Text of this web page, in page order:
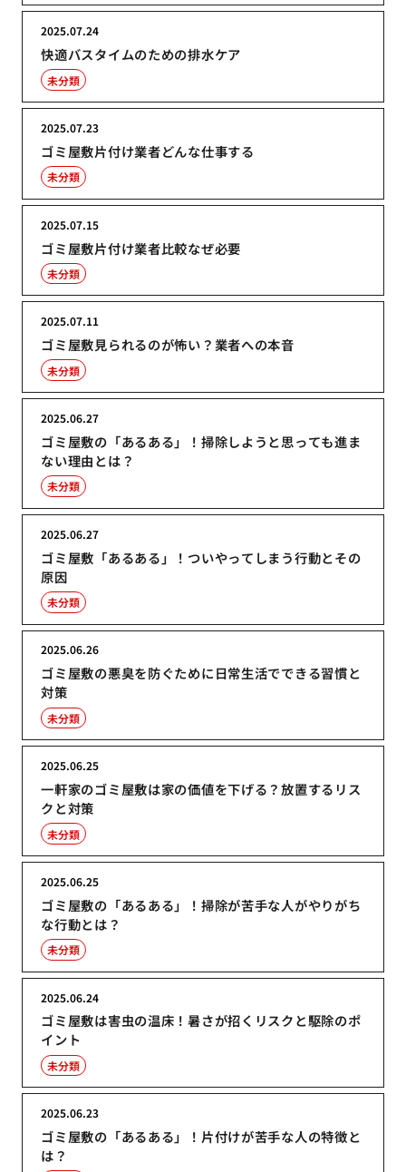
快適バスタイムのための排水ケア
2025.07.24
未分類
ゴミ屋敷片付け業者どんな仕事する
2025.07.23
未分類
ゴミ屋敷片付け業者比較なぜ必要
2025.07.15
未分類
ゴミ屋敷見られるのが怖い？業者への本音
2025.07.11
未分類
ゴミ屋敷の「あるある」！掃除しようと思っても進ま
ない理由とは？
2025.06.27
未分類
ゴミ屋敷「あるある」！ついやってしまう行動とその
原因
2025.06.27
未分類
ゴミ屋敷の悪臭を防ぐために日常生活でできる習慣と
対策
2025.06.26
未分類
一軒家のゴミ屋敷は家の価値を下げる？放置するリス
クと対策
2025.06.25
未分類
ゴミ屋敷の「あるある」！掃除が苦手な人がやりがち
な行動とは？
2025.06.25
未分類
ゴミ屋敷は害虫の温床！暑さが招くリスクと駆除のポ
イント
2025.06.24
未分類
ゴミ屋敷の「あるある」！片付けが苦手な人の特徴と
は？
2025.06.23